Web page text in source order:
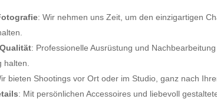
: Wir nehmen uns Zeit, um den einzigartigen
: Professionelle Ausrüstung und
halten.
bieten Shootings vor Ort oder im Studio, ganz nach
: Mit persönlichen Accessoires und liebevoll